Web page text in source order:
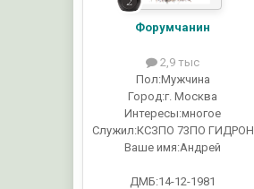
Форумчанин
2,9 тыс
Пол:Мужчина
Город:г. Москва
Интересы:многое
Служил:КСЗПО 73ПО ГИДРОН
Ваше имя:Андрей
ДМБ:14-12-1981